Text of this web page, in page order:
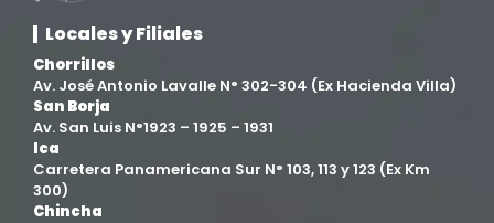
Facultad de Ingenierías
Filial Chincha
Filial Ica
Locales y Filiales
Chorrillos
Av. José Antonio Lavalle N° 302-304 (Ex Hacienda Villa)
San Borja
Av. San Luis N°1923 – 1925 – 1931
Ica
Carretera Panamericana Sur N° 103, 113 y 123 (Ex Km
300)
Chincha